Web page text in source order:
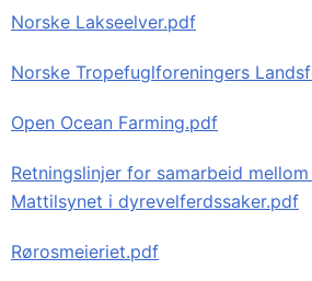
Norske Lakseelver.pdf
Norske Tropefuglforeningers
Open Ocean Farming.pdf
Retningslinjer for samarbeid
Mattilsynet i dyrevelferdssaker.pdf
Rørosmeieriet.pdf